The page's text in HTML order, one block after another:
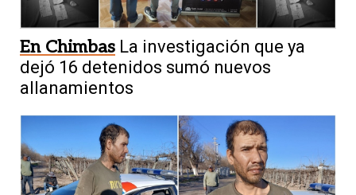
En Chimbas La investigación que ya
dejó 16 detenidos sumó nuevos
allanamientos